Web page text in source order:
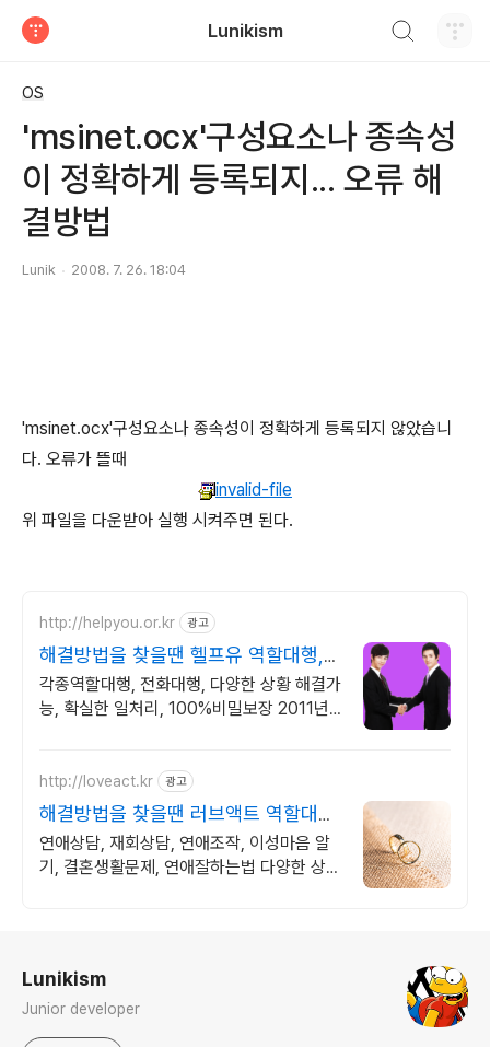
Lunikism
OS
'msinet.ocx'구성요소나 종속성
이 정확하게 등록되지... 오류 해
결방법
Lunik 2008. 7. 26. 18:04
'msinet.ocx'구성요소나 종속성이 정확하게 등록되지 않았습니
다. 오류가 뜰때
invalid-file
위 파일을 다운받아 실행 시켜주면 된다.
http://helpyou.or.kr 광고
해결방법을 찾을땐 헬프유 역할대행,
상황연출 전문업체
각종역할대행, 전화대행, 다양한 상황 해결가
능, 확실한 일처리, 100%비밀보장 2011년
http://loveact.kr 광고
해결방법을 찾을땐 러브액트 역할대행
운영 실전경험 충분
연애상담, 재회상담, 연애조작, 이성마음 알
기, 결혼생활문제, 연애잘하는법 다양한 상황
Lunikism
Junior developer